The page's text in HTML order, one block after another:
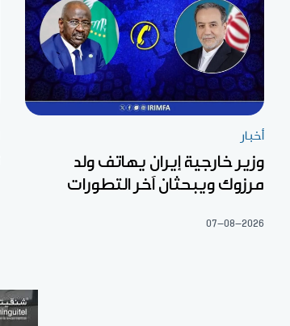
أخبار
وزير خارجية إيران يهاتف ولد
مرزوك ويبحثان آخر التطورات
07-08-2026